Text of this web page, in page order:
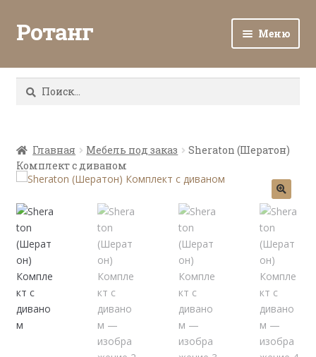
Ротанг Меню
Каталог
Все о ротанге
Ротанг оптом
Контакты
Найти:
Главная Мебель под заказ
Sheraton (Шератон)
Комплект с диваном